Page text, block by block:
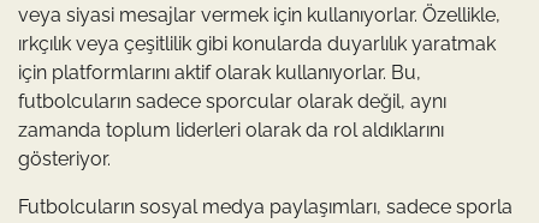
veya siyasi mesajlar vermek için kullanıyorlar. Özellikle,
ırkçılık veya çeşitlilik gibi konularda duyarlılık yaratmak
için platformlarını aktif olarak kullanıyorlar. Bu,
futbolcuların sadece sporcular olarak değil, aynı
zamanda toplum liderleri olarak da rol aldıklarını
gösteriyor.
Futbolcuların sosyal medya paylaşımları, sadece sporla